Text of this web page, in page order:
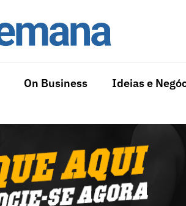
On Business Ideias e